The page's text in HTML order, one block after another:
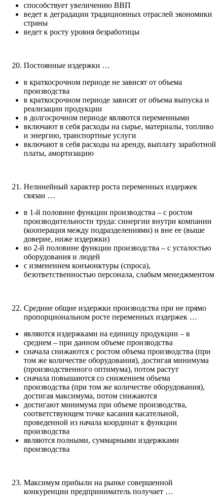
способствует увеличению ВВП
ведет к деградации традиционных отраслей экономики
страны
ведет к росту уровня безработицы
Постоянные издержки …
в краткосрочном периоде не зависят от объема
производства
в краткосрочном периоде зависят от объема выпуска и
реализации продукции
в долгосрочном периоде являются переменными
включают в себя расходы на сырье, материалы, топливо
и энергию, транспортные услуги
включают в себя расходы на аренду, выплату заработной
платы, амортизацию
Нелинейный характер роста переменных издержек
связан …
в 1-й половине функции производства – с ростом
производительности труда: синергии внутри компании
(кооперация между подразделениями) и вне ее (выше
доверие, ниже издержки)
во 2-й половине функции производства – с усталостью
оборудования и людей
с изменением конъюнктуры (спроса),
безответственностью персонала, слабым менеджментом
Средние общие издержки производства при не прямо
пропорциональном росте переменных издержек …
являются издержками на единицу продукции – в
среднем – при данном объеме производства
сначала снижаются с ростом объема производства (при
том же количестве оборудования), достигая минимума
(производственного оптимума), потом растут
сначала повышаются со снижением объема
производства (при том же количестве оборудования),
достигая максимума, потом снижаются
достигают минимума при объеме производства,
соответствующем точке касания касательной,
проведенной из начала координат к функции
производства
являются полными, суммарными издержками
производства
Максимум прибыли на рынке совершенной
конкуренции предприниматель получает …